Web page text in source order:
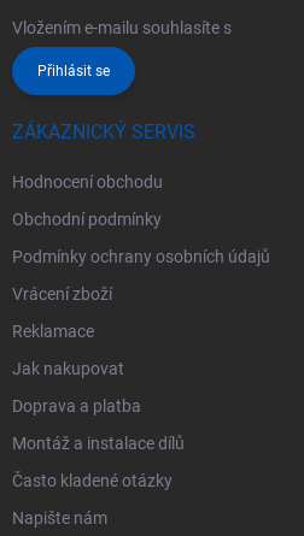
Vložením e-mailu souhlasíte s
Přihlásit se
ZÁKAZNICKÝ SERVIS
Hodnocení obchodu
Obchodní podmínky
Podmínky ochrany osobních údajů
Vrácení zboží
Reklamace
Jak nakupovat
Doprava a platba
Montáž a instalace dílů
Často kladené otázky
Napište nám